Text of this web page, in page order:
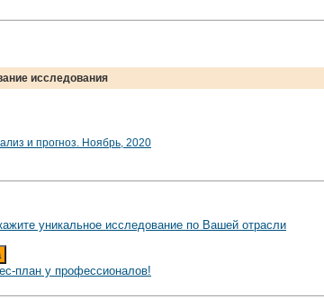
исследования
и прогноз. Ноябрь, 2020
уникальное исследование по Вашей отрасли
план у профессионалов!